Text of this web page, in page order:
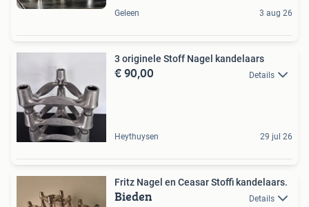
Geleen 3 aug 26
3 originele Stoff Nagel kandelaars
€ 90,00 Details
Heythuysen 29 jul 26
Fritz Nagel en Ceasar Stoffi kandelaars.
Bieden Details